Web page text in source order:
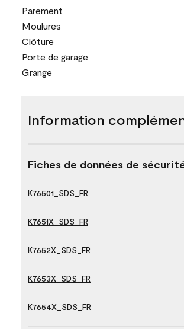
Parement
Moulures
Clôture
Porte de garage
Grange
Information
Fiches de données de
K76501_SDS_FR
K7651X_SDS_FR
K7652X_SDS_FR
K7653X_SDS_FR
K7654X_SDS_FR